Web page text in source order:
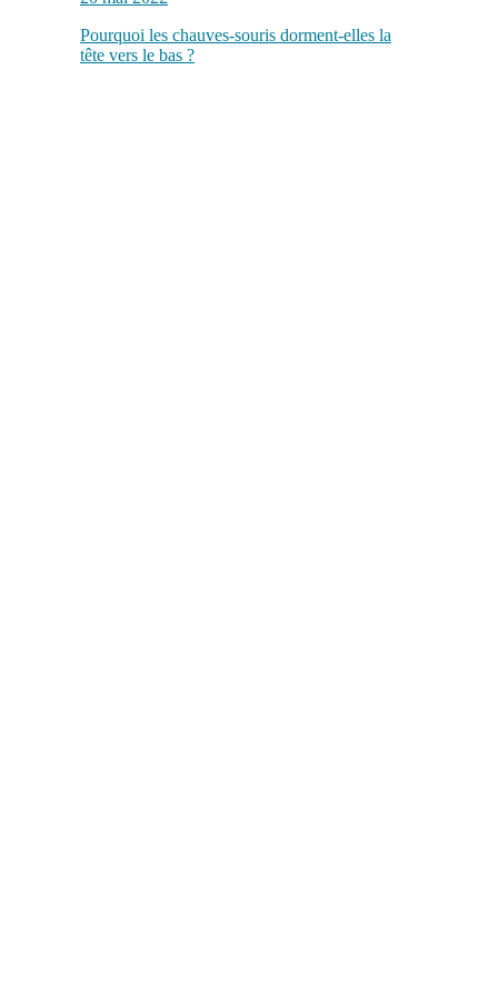
Pourquoi les chauves-souris dorment-elles la
tête vers le bas ?